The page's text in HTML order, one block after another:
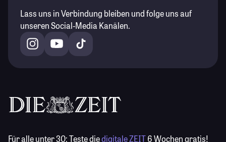
Lass uns in Verbindung bleiben und folge uns auf
unseren Social-Media Kanälen.
Für alle unter 30:Teste diedigitale ZEIT6 Wochen gratis!